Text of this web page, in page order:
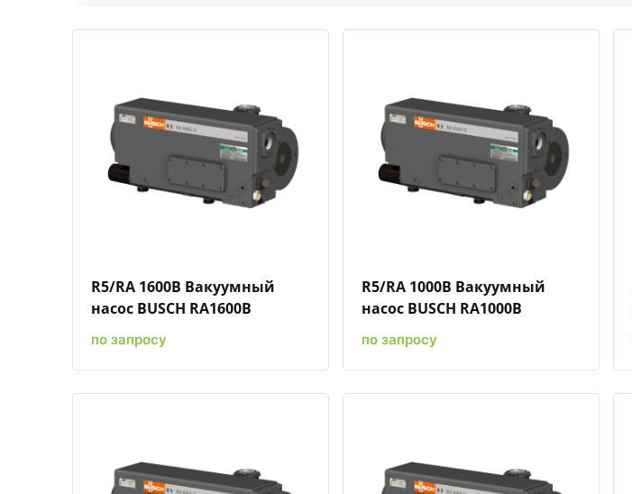
Быстрый просмотрДобавить к сравнениюДобавить в избранное
R5/RA 1600B Вакуумный
насос BUSCH RA1600B
по запросу
Быстрый просмотрДобавить к сравнениюДобавить в избранное
R5/RA 1000B Вакуумный
насос BUSCH RA1000B
по запросу